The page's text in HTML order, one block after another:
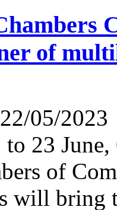
of
05/2023
to 23
of
will bring